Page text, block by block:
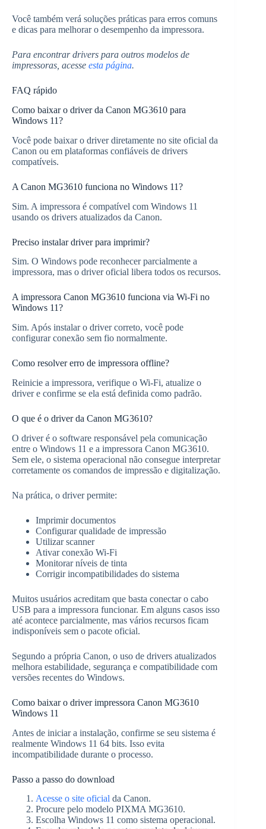
Você também verá soluções práticas para erros comuns
e dicas para melhorar o desempenho da impressora.
Para encontrar drivers para outros modelos de
impressoras, acesse esta página.
FAQ rápido
Como baixar o driver da Canon MG3610 para
Windows 11?
Você pode baixar o driver diretamente no site oficial da
Canon ou em plataformas confiáveis de drivers
compatíveis.
A Canon MG3610 funciona no Windows 11?
Sim. A impressora é compatível com Windows 11
usando os drivers atualizados da Canon.
Preciso instalar driver para imprimir?
Sim. O Windows pode reconhecer parcialmente a
impressora, mas o driver oficial libera todos os recursos.
A impressora Canon MG3610 funciona via Wi-Fi no
Windows 11?
Sim. Após instalar o driver correto, você pode
configurar conexão sem fio normalmente.
Como resolver erro de impressora offline?
Reinicie a impressora, verifique o Wi-Fi, atualize o
driver e confirme se ela está definida como padrão.
O que é o driver da Canon MG3610?
O driver é o software responsável pela comunicação
entre o Windows 11 e a impressora Canon MG3610.
Sem ele, o sistema operacional não consegue interpretar
corretamente os comandos de impressão e digitalização.
Na prática, o driver permite:
Imprimir documentos
Configurar qualidade de impressão
Utilizar scanner
Ativar conexão Wi-Fi
Monitorar níveis de tinta
Corrigir incompatibilidades do sistema
Muitos usuários acreditam que basta conectar o cabo
USB para a impressora funcionar. Em alguns casos isso
até acontece parcialmente, mas vários recursos ficam
indisponíveis sem o pacote oficial.
Segundo a própria Canon, o uso de drivers atualizados
melhora estabilidade, segurança e compatibilidade com
versões recentes do Windows.
Como baixar o driver impressora Canon MG3610
Windows 11
Antes de iniciar a instalação, confirme se seu sistema é
realmente Windows 11 64 bits. Isso evita
incompatibilidade durante o processo.
Passo a passo do download
Acesse o site oficial da Canon.
Procure pelo modelo PIXMA MG3610.
Escolha Windows 11 como sistema operacional.